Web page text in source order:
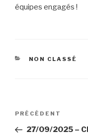
équipes engagés !
CATÉGORIES
NON CLASSÉ
Navigation
Article
précédent
PRÉCÉDENT
27/09/2025 –